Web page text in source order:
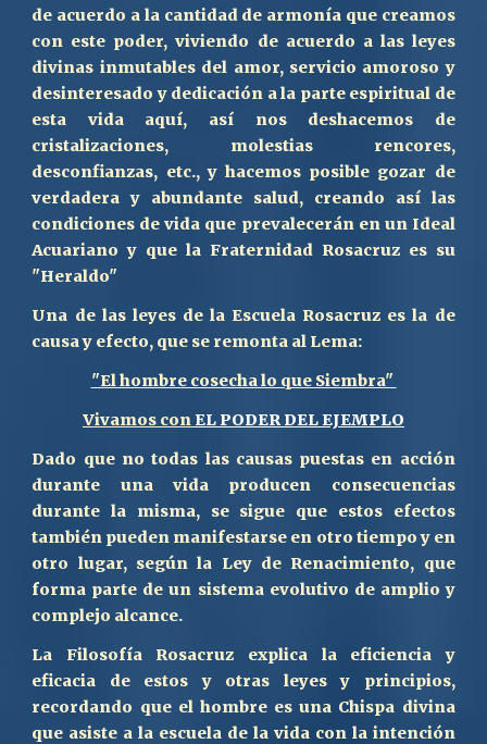
de acuerdo a la cantidad de armonía que creamos
con este poder, viviendo de acuerdo a las leyes
divinas inmutables del amor, servicio amoroso y
desinteresado y dedicación a la parte espiritual de
esta vida aquí, así nos deshacemos de
cristalizaciones, molestias rencores,
desconfianzas, etc., y hacemos posible gozar de
verdadera y abundante salud, creando así las
condiciones de vida que prevalecerán en un Ideal
Acuariano y que la Fraternidad Rosacruz es su
"Heraldo"
Una de las leyes de la Escuela Rosacruz es la de
causa y efecto, que se remonta al Lema:
"El hombre cosecha lo que Siembra"
Vivamos conEL PODER DEL EJEMPLO
Dado que no todas las causas puestas en acción
durante una vida producen consecuencias
durante la misma, se sigue que estos efectos
también pueden manifestarse en otro tiempo y en
otro lugar, según la Ley de Renacimiento, que
forma parte de un sistema evolutivo de amplio y
complejo alcance.
La Filosofía Rosacruz explica la eficiencia y
eficacia de estos y otras leyes y principios,
recordando que el hombre es una Chispa divina
que asiste a la escuela de la vida con la intención